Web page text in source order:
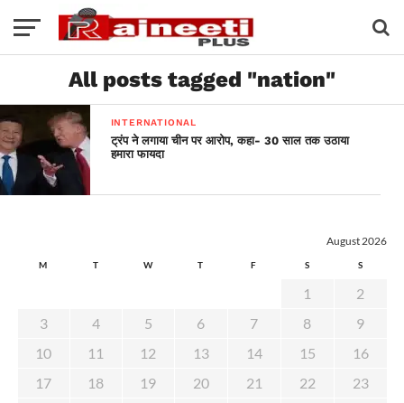
All posts tagged "nation"
INTERNATIONAL
ट्रंप ने लगाया चीन पर आरोप, कहा- 30 साल तक उठाया
हमारा फायदा
August 2026
M T W T F S S
1
2
3
4 5 6 7 8
9
10
11 12 13 14 15
16
17
18 19 20 21 22
23